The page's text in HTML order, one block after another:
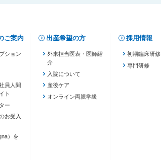
ご案内
ション
員人間
ト
ー
お受入
）を
出産希望の方
外来担当医表・医師紹
介
入院について
産後ケア
オンライン両親学級
採用情報
初期臨床研修
専門研修